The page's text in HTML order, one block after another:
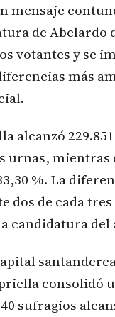
mensaje
de Abelardo
votantes y se
más
alcanzó
urnas, mientras
%. La
dos de cada
candidatura
consolidó
sufragios